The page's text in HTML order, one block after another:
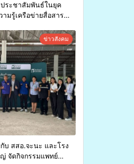
ระชาสัมพันธ์ในยุค
ามรู้เครือข่ายสื่อสาร
มหาวิทยาลัยข่าวสังคม
บ สสอ.จะนะ และโรง
จัดกิจกรรมแพทย์